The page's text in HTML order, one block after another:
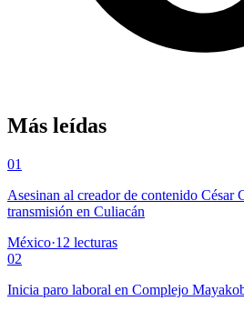
Más leídas
01
Asesinan al creador de contenido César
transmisión en Culiacán
México·12 lecturas
02
Inicia paro laboral en Complejo